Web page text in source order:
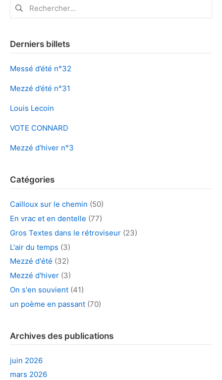
Rechercher :
Derniers billets
Messé d’été n°32
Mezzé d’été n°31
Louis Lecoin
VOTE CONNARD
Mezzé d’hiver n°3
Catégories
Cailloux sur le chemin (50)
En vrac et en dentelle (77)
Gros Textes dans le rétroviseur (23)
L'air du temps (3)
Mezzé d'été (32)
Mezzé d'hiver (3)
On s'en souvient (41)
un poème en passant (70)
Archives des publications
juin 2026
mars 2026